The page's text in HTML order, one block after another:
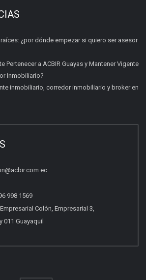
Beneficios del socio
Quiero vender propiedades
¿por dónde empezar si quiero ser asesor
Pertenecer a ACBIR Guayas y Mantener Vigente
Inmobiliario?
inmobiliario, corredor inmobiliario y broker en
998 1569
Colón, Empresarial 3,
011 Guayaquil